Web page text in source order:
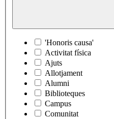
'Honoris causa'
Activitat física
Ajuts
Allotjament
Alumni
Biblioteques
Campus
Comunitat